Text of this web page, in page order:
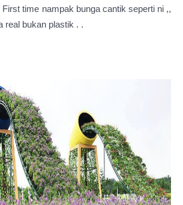
First time nampak bunga cantik seperti ni ,,
real bukan plastik . .